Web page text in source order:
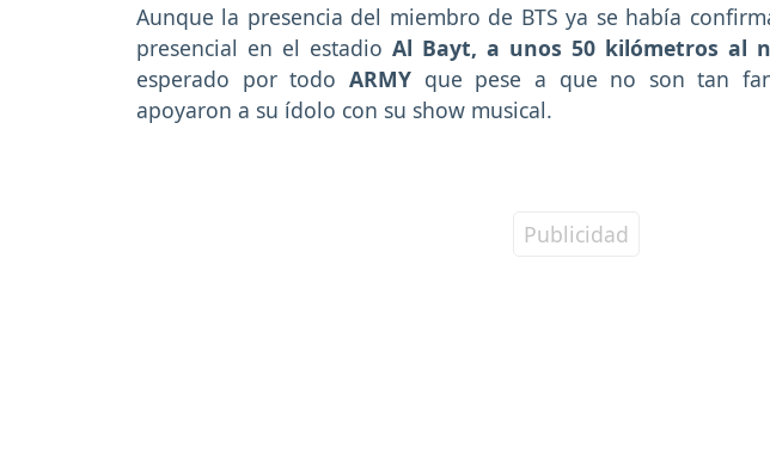
Aunque la presencia del miembro de BTS ya se había
presencial en el estadio Al Bayt, a unos 50 kilómetros al
esperado por todo ARMY que pese a que no son tan
apoyaron a su ídolo con su show musical.